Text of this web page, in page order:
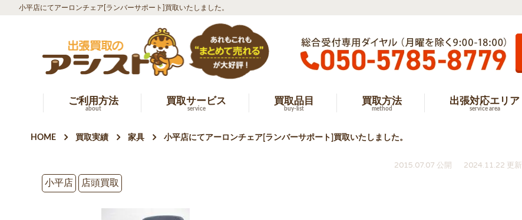
小平店にてアーロンチェア[ランバーサポート]買取いたしました。
ご利用方法
about
買取サービス
service
買取品目
buy-list
買取方法
method
出張対応エリア
service area
HOME 買取実績 家具 小平店にてアーロンチェア[ランバーサポート]買取いたしました。
2015.07.07 公開
2024.11.22 更新
小平店
店頭買取